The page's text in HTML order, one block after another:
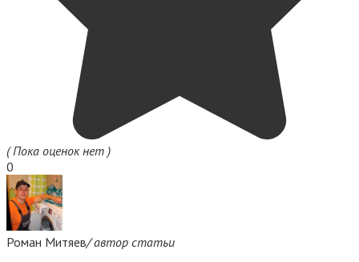
( Пока оценок нет )
0
Роман Митяев/ автор статьи